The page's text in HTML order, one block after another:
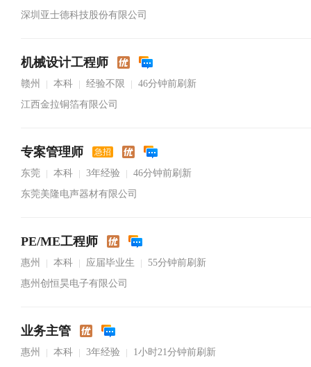
深圳亚士德科技股份有限公司
机械设计工程师
赣州 本科 经验不限
46分钟前刷新
江西金拉铜箔有限公司
专案管理师 急招
东莞 本科 3年经验
46分钟前刷新
东莞美隆电声器材有限公司
PE/ME工程师
惠州 本科 应届毕业生
55分钟前刷新
惠州创恒昊电子有限公司
业务主管
惠州 本科 3年经验
1小时21分钟前刷新